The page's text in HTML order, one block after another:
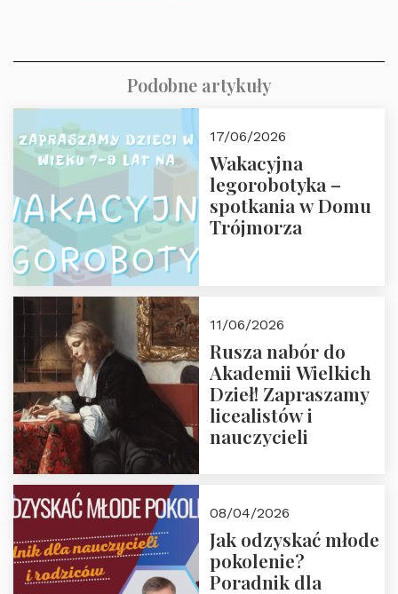
Podobne artykuły
17/06/2026
Wakacyjna
legorobotyka –
spotkania w Domu
Trójmorza
11/06/2026
Rusza nabór do
Akademii Wielkich
Dzieł! Zapraszamy
licealistów i
nauczycieli
08/04/2026
Jak odzyskać młode
pokolenie?
Poradnik dla